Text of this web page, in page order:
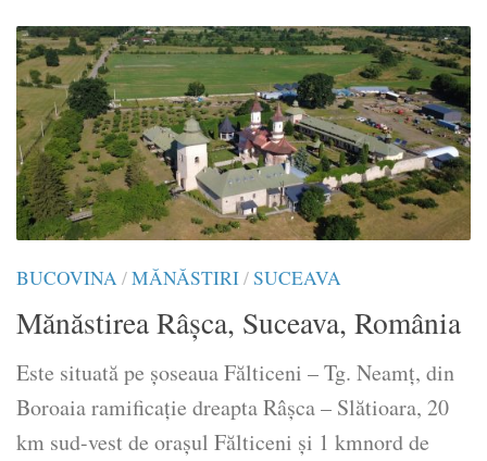
BUCOVINA/MĂNĂSTIRI/SUCEAVA
Mănăstirea Râșca, Suceava, România
Este situată pe șoseaua Fălticeni – Tg. Neamț, din
Boroaia ramificație dreapta Râșca – Slătioara, 20
km sud-vest de orașul Fălticeni și 1 kmnord de